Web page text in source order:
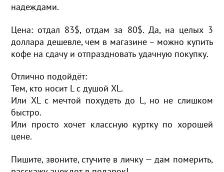
надеждами.
Цена: отдал 83$, отдам за 80$. Да, на целых 3
доллара дешевле, чем в магазине – можно купить
кофе на сдачу и отпраздновать удачную покупку.
Отлично подойдёт:
Тем, кто носит L с душой XL.
Или XL с мечтой похудеть до L, но не слишком
быстро.
Или просто хочет классную куртку по хорошей
цене.
Пишите, звоните, стучите в личку — дам померить,